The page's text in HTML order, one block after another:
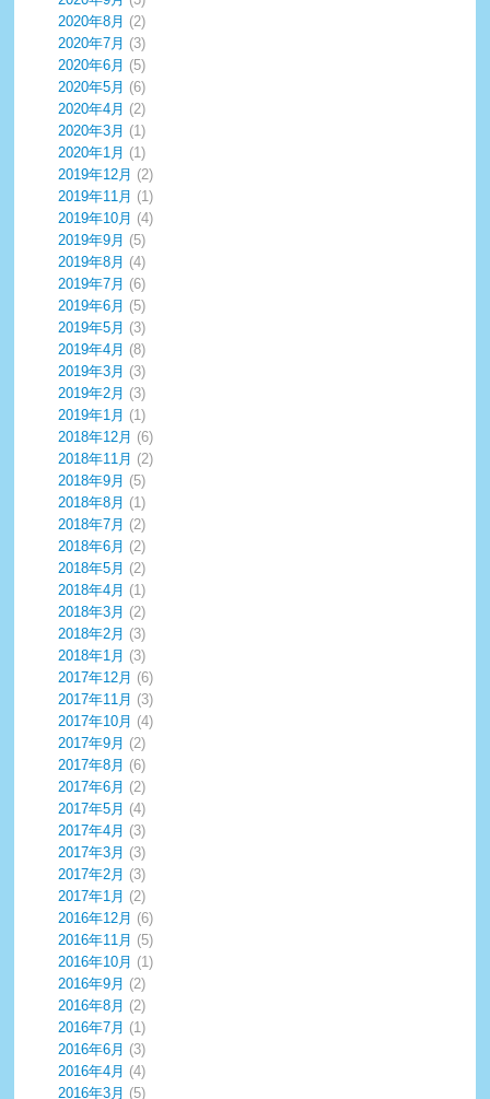
2020年8月 (2)
2020年7月 (3)
2020年6月 (5)
2020年5月 (6)
2020年4月 (2)
2020年3月 (1)
2020年1月 (1)
2019年12月 (2)
2019年11月 (1)
2019年10月 (4)
2019年9月 (5)
2019年8月 (4)
2019年7月 (6)
2019年6月 (5)
2019年5月 (3)
2019年4月 (8)
2019年3月 (3)
2019年2月 (3)
2019年1月 (1)
2018年12月 (6)
2018年11月 (2)
2018年9月 (5)
2018年8月 (1)
2018年7月 (2)
2018年6月 (2)
2018年5月 (2)
2018年4月 (1)
2018年3月 (2)
2018年2月 (3)
2018年1月 (3)
2017年12月 (6)
2017年11月 (3)
2017年10月 (4)
2017年9月 (2)
2017年8月 (6)
2017年6月 (2)
2017年5月 (4)
2017年4月 (3)
2017年3月 (3)
2017年2月 (3)
2017年1月 (2)
2016年12月 (6)
2016年11月 (5)
2016年10月 (1)
2016年9月 (2)
2016年8月 (2)
2016年7月 (1)
2016年6月 (3)
2016年4月 (4)
2016年3月 (5)